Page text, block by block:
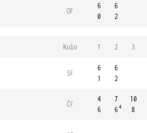
OF
6
0
6
2
Kolo 1 2 3
SF
6
1
6
2
ČF
4
6
7
64
10
8